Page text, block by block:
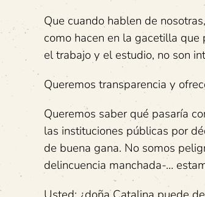
Que cuando hablen de
como hacen en la gacetilla
el trabajo y el estudio, no son
Queremos transparencia y
Queremos saber qué pasaría
las instituciones públicas por
de buena gana. No somos
delincuencia manchada-…